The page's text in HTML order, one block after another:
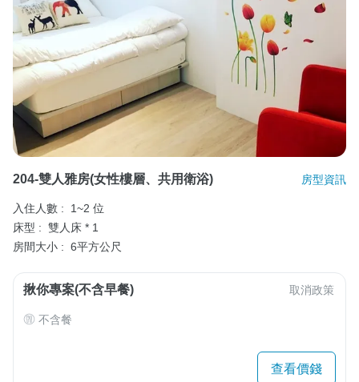
204-雙人雅房(女性樓層、共用衛浴) 房型資訊
入住人數 :
1~2 位
床型 : 雙人床 * 1
房間大小 : 6平方公尺
揪你專案(不含早餐) 取消政策
不含餐
查看價錢